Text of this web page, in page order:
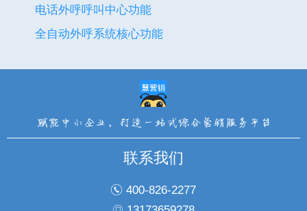
电话外呼呼叫中心功能
全自动外呼系统核心功能
联系我们
400-826-2277